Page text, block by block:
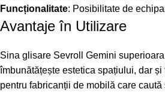
Funcționalitate: Posibilitate de
Avantaje în Utilizare
Sina glisare Sevroll Gemini
îmbunătățește estetica spațiului, dar
pentru fabricanții de mobilă care